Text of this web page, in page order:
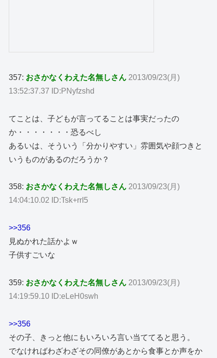
357: おさかなくわえた名無しさん 2013/09/23(月)
13:52:37.37 ID:PNyfzshd
てことは、子どもが言ってることは事実だったの
か・・・・・・・恐るべし
あるいは、そういう「分かりやすい」雰囲気や顔つきと
いうものがあるのだろうか？
358: おさかなくわえた名無しさん 2013/09/23(月)
14:04:10.02 ID:Tsk+rrI5
>>356
見ぬかれた話かよｗ
子供すごいな
359: おさかなくわえた名無しさん 2013/09/23(月)
14:19:59.10 ID:eLeH0swh
>>356
その子、きっと他にもいろいろ言い当ててると思う。
でなければわざわざその同僚があとから食事とか声をか